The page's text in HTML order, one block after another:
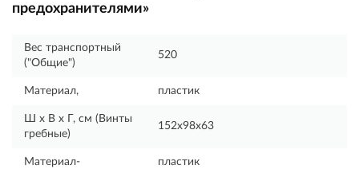
предохранителями»
Вес транспортный
("Общие")
520
Материал, пластик
Ш х В х Г, см (Винты
гребные)
152х98х63
Материал- пластик